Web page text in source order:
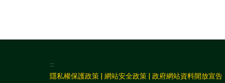
:::
隱私權保護政策 | 網站安全政策 | 政府網站資料開放宣告